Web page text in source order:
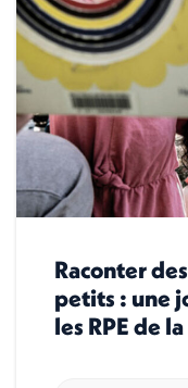
Raconter
petits : une
les RPE de